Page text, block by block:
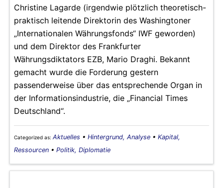
Christine Lagarde (irgendwie plötzlich theoretisch-
praktisch leitende Direktorin des Washingtoner
„Internationalen Währungsfonds“ IWF geworden)
und dem Direktor des Frankfurter
Währungsdiktators EZB, Mario Draghi. Bekannt
gemacht wurde die Forderung gestern
passenderweise über das entsprechende Organ in
der Informationsindustrie, die „Financial Times
Deutschland“.
Categorized as: Aktuelles • Hintergrund, Analyse • Kapital,
Ressourcen • Politik, Diplomatie